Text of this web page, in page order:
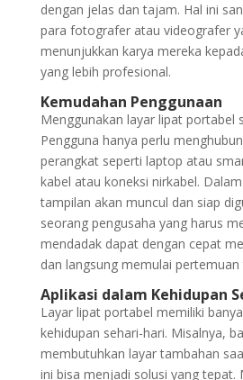
dengan jelas dan tajam. Hal ini
para fotografer atau videografer
menunjukkan karya mereka
yang lebih profesional.
Kemudahan Penggunaan
Menggunakan layar lipat portabel
Pengguna hanya perlu
perangkat seperti laptop atau
kabel atau koneksi nirkabel.
tampilan akan muncul dan siap
seorang pengusaha yang harus
mendadak dapat dengan cepat
dan langsung memulai
Aplikasi dalam Kehidupan
Layar lipat portabel memiliki
kehidupan sehari-hari. Misalnya,
membutuhkan layar tambahan
ini bisa menjadi solusi yang tepat.